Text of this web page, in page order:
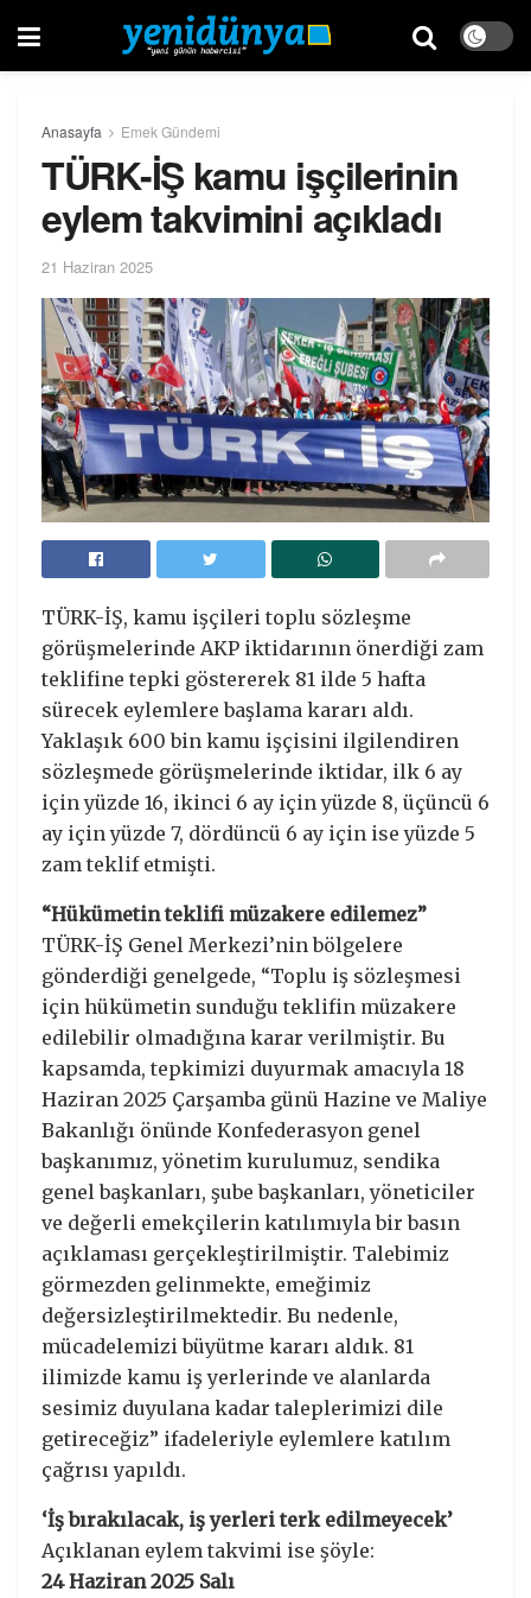
Anasayfa Emek Gündemi
TÜRK-İŞ kamu işçilerinin
eylem takvimini açıkladı
21 Haziran 2025
TÜRK-İŞ, kamu işçileri toplu sözleşme
görüşmelerinde AKP iktidarının önerdiği zam
teklifine tepki göstererek 81 ilde 5 hafta
sürecek eylemlere başlama kararı aldı.
Yaklaşık 600 bin kamu işçisini ilgilendiren
sözleşmede görüşmelerinde iktidar, ilk 6 ay
için yüzde 16, ikinci 6 ay için yüzde 8, üçüncü 6
ay için yüzde 7, dördüncü 6 ay için ise yüzde 5
zam teklif etmişti.
“Hükümetin teklifi müzakere edilemez”
TÜRK-İŞ Genel Merkezi’nin bölgelere
gönderdiği genelgede, “Toplu iş sözleşmesi
için hükümetin sunduğu teklifin müzakere
edilebilir olmadığına karar verilmiştir. Bu
kapsamda, tepkimizi duyurmak amacıyla 18
Haziran 2025 Çarşamba günü Hazine ve Maliye
Bakanlığı önünde Konfederasyon genel
başkanımız, yönetim kurulumuz, sendika
genel başkanları, şube başkanları, yöneticiler
ve değerli emekçilerin katılımıyla bir basın
açıklaması gerçekleştirilmiştir. Talebimiz
görmezden gelinmekte, emeğimiz
değersizleştirilmektedir. Bu nedenle,
mücadelemizi büyütme kararı aldık. 81
ilimizde kamu iş yerlerinde ve alanlarda
sesimiz duyulana kadar taleplerimizi dile
getireceğiz” ifadeleriyle eylemlere katılım
çağrısı yapıldı.
‘İş bırakılacak, iş yerleri terk edilmeyecek’
Açıklanan eylem takvimi ise şöyle:
24 Haziran 2025 Salı